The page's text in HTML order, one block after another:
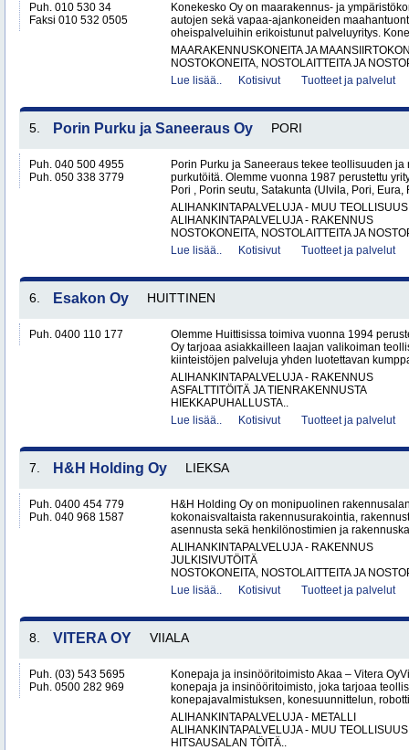
Puh. 010 530 34
Faksi 010 532 0505
Konekesko Oy on maarakennus- ja
autojen sekä vapaa-ajankoneiden
oheispalveluihin erikoistunut palveluyritys.
MAARAKENNUSKONEITA JA
NOSTOKONEITA, NOSTOLAITTEITA JA
Lue lisää..
Kotisivut Tuotteet ja palvelut
5. Porin Purku ja Saneeraus Oy PORI
Puh. 040 500 4955
Puh. 050 338 3779
Porin Purku ja Saneeraus tekee teollisuuden
purkutöitä. Olemme vuonna 1987 perustettu
Pori , Porin seutu, Satakunta (Ulvila, Pori, Eura,
ALIHANKINTAPALVELUJA - MUU TEOLLISUUS
ALIHANKINTAPALVELUJA - RAKENNUS
NOSTOKONEITA, NOSTOLAITTEITA JA
Lue lisää..
Kotisivut Tuotteet ja palvelut
6. Esakon Oy HUITTINEN
Puh. 0400 110 177
Olemme Huittisissa toimiva vuonna 1994
Oy tarjoaa asiakkailleen laajan valikoiman
kiinteistöjen palveluja yhden luotettavan
ALIHANKINTAPALVELUJA - RAKENNUS
ASFALTTITÖITÄ JA TIENRAKENNUSTA
HIEKKAPUHALLUSTA..
Lue lisää..
Kotisivut Tuotteet ja palvelut
7. H&H Holding Oy LIEKSA
Puh. 0400 454 779
Puh. 040 968 1587
H&H Holding Oy on monipuolinen
kokonaisvaltaista rakennusurakointia,
asennusta sekä henkilönostimien ja
ALIHANKINTAPALVELUJA - RAKENNUS
JULKISIVUTÖITÄ
NOSTOKONEITA, NOSTOLAITTEITA JA
Lue lisää..
Kotisivut Tuotteet ja palvelut
8. VITERA OY VIIALA
Puh. (03) 543 5695
Puh. 0500 282 969
Konepaja ja insinööritoimisto Akaa – Vitera
konepaja ja insinööritoimisto, joka tarjoaa
konepajavalmistuksen, konesuunnittelun,
ALIHANKINTAPALVELUJA - METALLI
ALIHANKINTAPALVELUJA - MUU TEOLLISUUS
HITSAUSALAN TÖITÄ..